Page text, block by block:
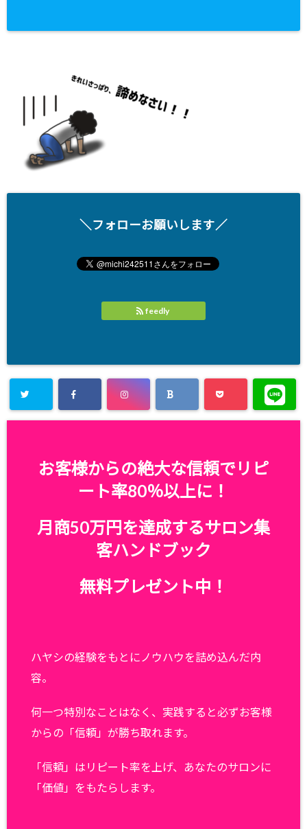
＼フォローお願いします／
feedly
お客様からの絶大な信頼でリピ
ート率80％以上に！
月商50万円を達成するサロン集
客ハンドブック
無料プレゼント中！
ハヤシの経験をもとにノウハウを詰め込んだ内
容。
何一つ特別なことはなく、実践すると必ずお客様
からの「信頼」が勝ち取れます。
「信頼」はリピート率を上げ、あなたのサロンに
「価値」をもたらします。